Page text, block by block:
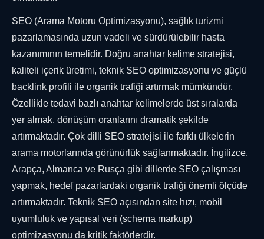
SEO (Arama Motoru Optimizasyonu), sağlık turizmi
pazarlamasında uzun vadeli ve sürdürülebilir hasta
kazanımının temelidir. Doğru anahtar kelime stratejisi,
kaliteli içerik üretimi, teknik SEO optimizasyonu ve güçlü
backlink profili ile organik trafiği artırmak mümkündür.
Özellikle tedavi bazlı anahtar kelimelerde üst sıralarda
yer almak, dönüşüm oranlarını dramatik şekilde
artırmaktadır. Çok dilli SEO stratejisi ile farklı ülkelerin
arama motorlarında görünürlük sağlanmaktadır. İngilizce,
Arapça, Almanca ve Rusça gibi dillerde SEO çalışması
yapmak, hedef pazarlardaki organik trafiği önemli ölçüde
artırmaktadır. Teknik SEO açısından site hızı, mobil
uyumluluk ve yapısal veri (schema markup)
optimizasyonu da kritik faktörlerdir.